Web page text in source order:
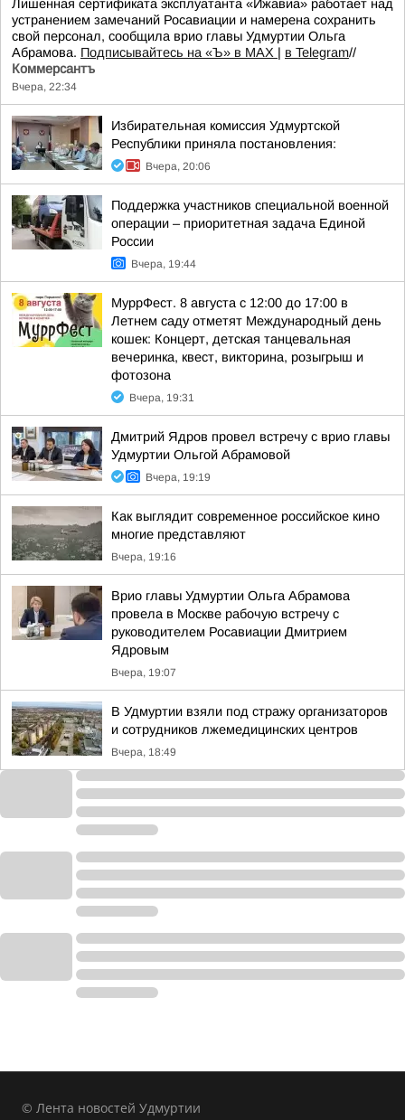
Лишенная сертификата эксплуатанта «Ижавиа» работает над
устранением замечаний Росавиации и намерена сохранить
свой персонал, сообщила врио главы Удмуртии Ольга
Абрамова. Подписывайтесь на «Ъ» в MAX | в Telegram//
Коммерсантъ
Вчера, 22:34
Избирательная комиссия Удмуртской
Республики приняла постановления:
Вчера, 20:06
Поддержка участников специальной военной
операции – приоритетная задача Единой
России
Вчера, 19:44
МуррФест. 8 августа с 12:00 до 17:00 в
Летнем саду отметят Международный день
кошек: Концерт, детская танцевальная
вечеринка, квест, викторина, розыгрыш и
фотозона
Вчера, 19:31
Дмитрий Ядров провел встречу с врио главы
Удмуртии Ольгой Абрамовой
Вчера, 19:19
Как выглядит современное российское кино
многие представляют
Вчера, 19:16
Врио главы Удмуртии Ольга Абрамова
провела в Москве рабочую встречу с
руководителем Росавиации Дмитрием
Ядровым
Вчера, 19:07
В Удмуртии взяли под стражу организаторов
и сотрудников лжемедицинских центров
Вчера, 18:49
© Лента новостей Удмуртии